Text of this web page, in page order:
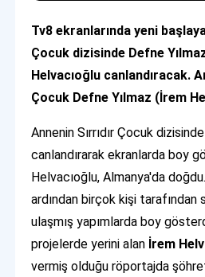
Tv8 ekranlarında yeni
Çocuk dizisinde Defne
Helvacıoğlu canlandıracak.
Çocuk Defne Yılmaz (İrem
Annenin Sırrıdır Çocuk
canlandırarak ekranlarda boy
Helvacıoğlu, Almanya'da
ardından birçok kişi
ulaşmış yapımlarda boy
projelerde yerini alan İrem
vermiş olduğu röportajda